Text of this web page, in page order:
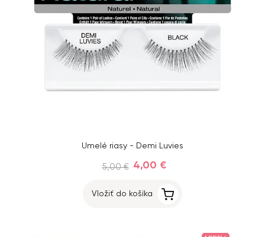
Umelé riasy - Demi Luvies
5,00 € 4,00 €
Vložiť do košíka